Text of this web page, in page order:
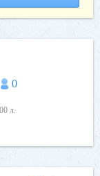
0
л.